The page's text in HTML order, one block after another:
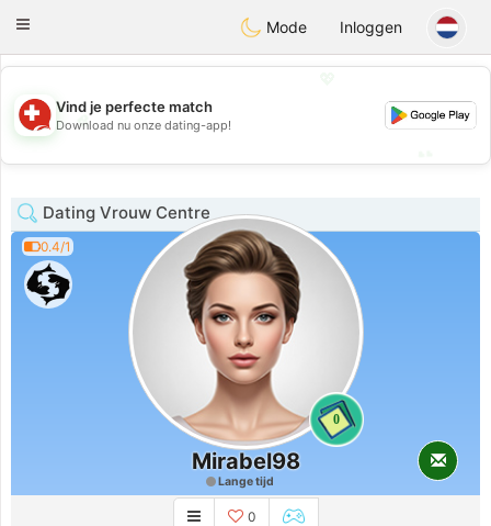
Suissi
Toggle
Mode Inloggen
💖
💕
Vind je perfecte match
Download nu onze dating-app!
Dating Vrouw Centre
0.4/1
0
Mirabel98
Lange tijd
0